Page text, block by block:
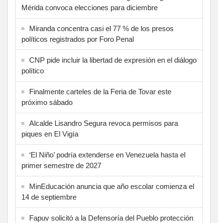
Mérida convoca elecciones para diciembre
Miranda concentra casi el 77 % de los presos
políticos registrados por Foro Penal
CNP pide incluir la libertad de expresión en el diálogo
político
Finalmente carteles de la Feria de Tovar este
próximo sábado
Alcalde Lisandro Segura revoca permisos para
piques en El Vigía
‘El Niño’ podría extenderse en Venezuela hasta el
primer semestre de 2027
MinEducación anuncia que año escolar comienza el
14 de septiembre
Fapuv solicitó a la Defensoría del Pueblo protección